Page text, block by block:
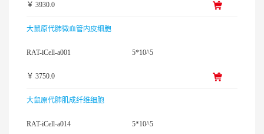
￥ 3930.0
大鼠原代肺微血管内皮细胞
RAT-iCell-a001 5*10^5
￥ 3750.0
大鼠原代肺肌成纤维细胞
RAT-iCell-a014 5*10^5